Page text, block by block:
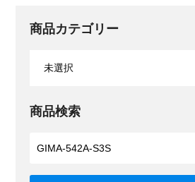
商品カテゴリー
商品検索